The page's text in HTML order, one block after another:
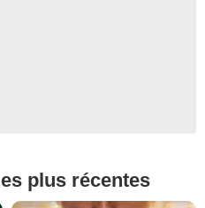
plus récentes